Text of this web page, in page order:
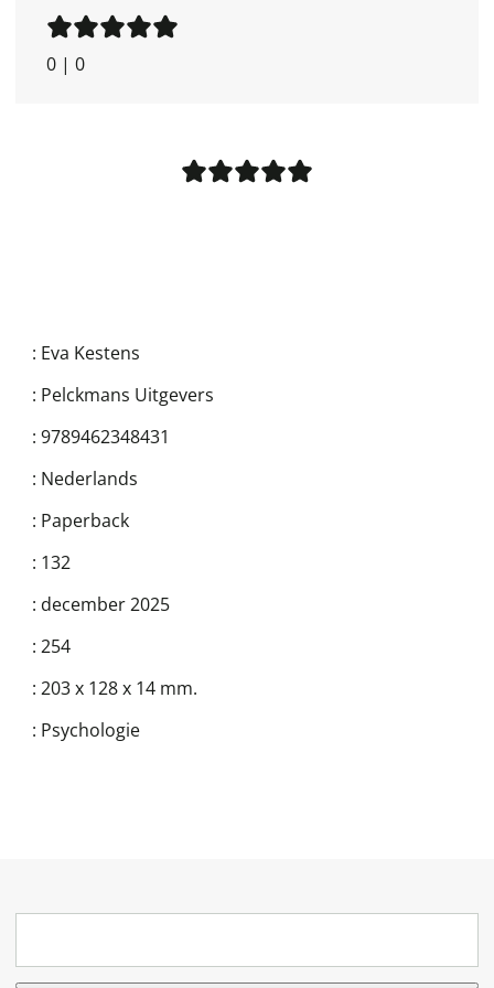
0 | 0
: Eva Kestens
: Pelckmans Uitgevers
: 9789462348431
: Nederlands
: Paperback
: 132
: december 2025
: 254
: 203 x 128 x 14 mm.
: Psychologie